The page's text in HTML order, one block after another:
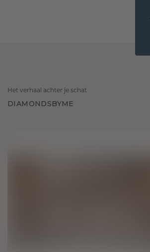
Het verhaal achter je schat
DIAMONDSBYME